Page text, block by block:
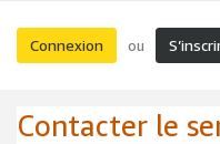
Connexion ou
Contacter le